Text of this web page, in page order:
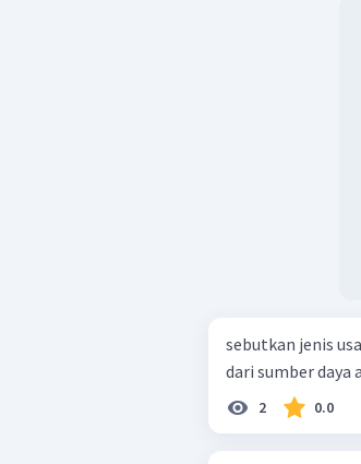
sebutkan jenis
dari sumber
2 0.0